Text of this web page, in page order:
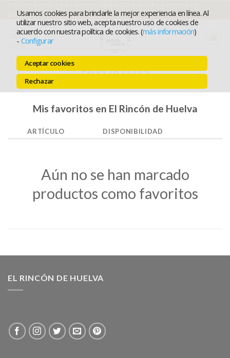
Usamos cookies para brindarle la mejor experiencia en línea. Al
utilizar nuestro sitio web, acepta nuestro uso de cookies de
acuerdo con nuestra política de cookies. (más información)
- Configurar
Aceptar cookies
Rechazar
contenido
ENTREGA
MENÚ
FAVORITOS
Mis favoritos en El Rincón de Huelva
ARTÍCULO DISPONIBILIDAD
Aún no se han marcado
productos como favoritos
EL RINCÓN DE HUELVA